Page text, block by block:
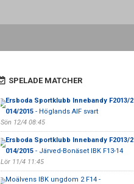
SPELADE MATCHER
Ersboda Sportklubb Innebandy F2013/2
014/2015- Höglands AIF svart
Sön 12/4 08:45
Ersboda Sportklubb Innebandy F2013/2
014/2015- Järved-Bonäset IBK F13-14
Lör 11/4 11:45
Moälvens IBK ungdom 2 F14 -